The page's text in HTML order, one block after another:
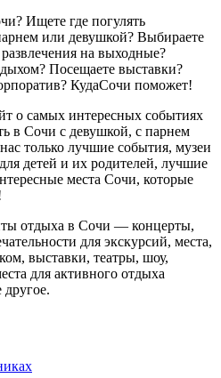
Ищете где погулять
или девушкой? Выбираете
на выходные?
Посещаете выставки?
КудаСочи поможет!
о самых интересных событиях
в Сочи с девушкой, с парнем
только лучшие события, музеи
детей и их родителей, лучшие
места Сочи, которые
отдыха в Сочи — концерты,
для экскурсий, места,
выставки, театры, шоу,
для активного отдыха